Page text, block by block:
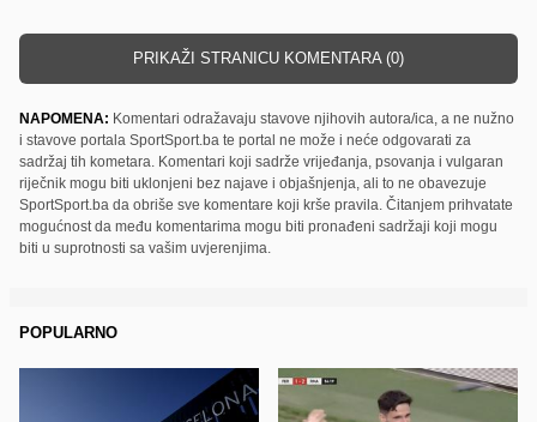
PRIKAŽI STRANICU KOMENTARA (0)
NAPOMENA: Komentari odražavaju stavove njihovih autora/ica, a ne nužno
i stavove portala SportSport.ba te portal ne može i neće odgovarati za
sadržaj tih kometara. Komentari koji sadrže vrijeđanja, psovanja i vulgaran
riječnik mogu biti uklonjeni bez najave i objašnjenja, ali to ne obavezuje
SportSport.ba da obriše sve komentare koji krše pravila. Čitanjem prihvatate
mogućnost da među komentarima mogu biti pronađeni sadržaji koji mogu
biti u suprotnosti sa vašim uvjerenjima.
POPULARNO